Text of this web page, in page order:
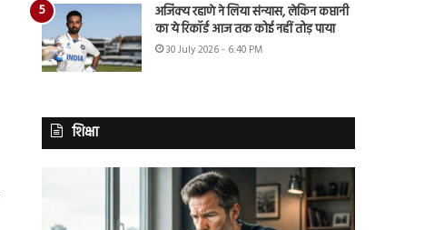
अजिंक्य रहाणे ने लिया संन्यास, लेकिन कप्तानी
का ये रिकॉर्ड आज तक कोई नहीं तोड़ पाया
30 July 2026 - 6:40 PM
शिक्षा